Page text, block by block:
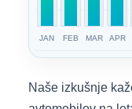
JAN FEB MAR APR
Naše izkušnje